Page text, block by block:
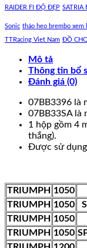
RAIDER FI ĐỘ ĐẸP SATRIA
Sonic tháo heo brembo xem
TTRacing Viet Nam ĐỒ
Mô tả
Thông tin bổ
Đánh giá (0)
07BB3396 là
07BB33SA là
1 hộp gồm 4
thắng).
Được sử dụng
TRIUMPH 1050
TRIUMPH 1050
TRIUMPH 1050
TRIUMPH 1050